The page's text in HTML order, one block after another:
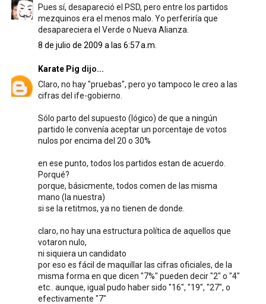
Pues sí, desapareció el PSD, pero entre los partidos
mezquinos era el menos malo. Yo perferiría que
desapareciera el Verde o Nueva Alianza.
8 de julio de 2009 a las 6:57 a.m.
Karate Pig dijo...
Claro, no hay "pruebas", pero yo tampoco le creo a las
cifras del ife-gobierno.
Sólo parto del supuesto (lógico) de que a ningún
partido le convenía aceptar un porcentaje de votos
nulos por encima del 20 o 30%
en ese punto, todos los partidos estan de acuerdo.
Porqué?
porque, básicmente, todos comen de las misma
mano (la nuestra)
si se la retitmos, ya no tienen de donde.
claro, no hay una estructura política de aquellos que
votaron nulo,
ni siquiera un candidato
por eso es fácil de maquillar las cifras oficiales, de la
misma forma en que dicen "7%" pueden decir "2" o "4"
etc.. aunque, igual pudo haber sido "16", "19", "27", o
efectivamente "7"